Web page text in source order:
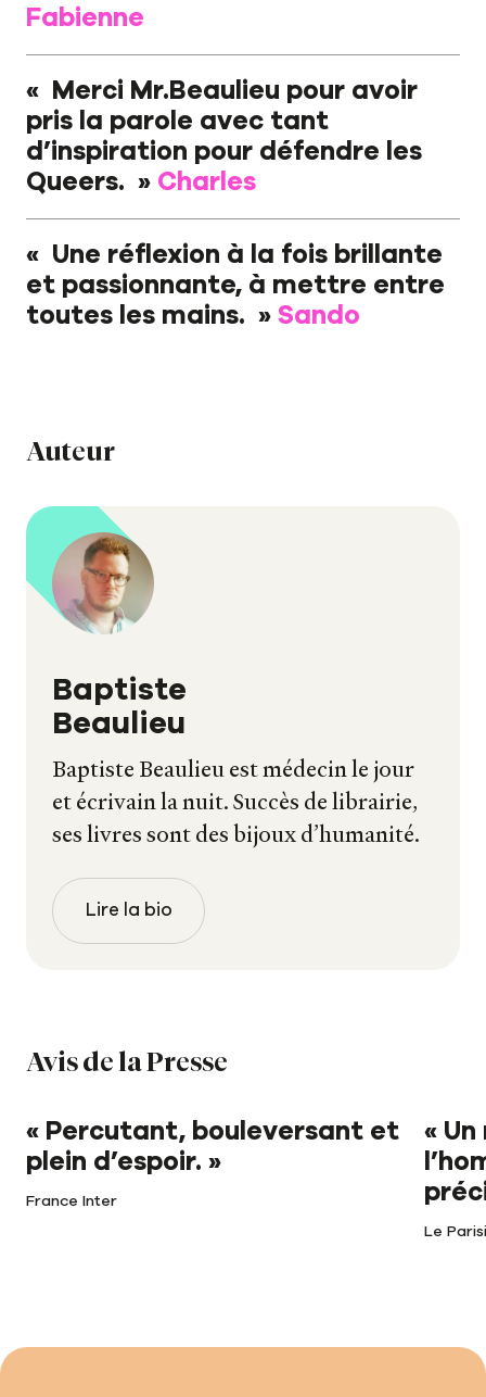
Notre newsletter
Notre journal
Fabienne
« Merci Mr.Beaulieu pour avoir
pris la parole avec tant
d’inspiration pour défendre les
Queers. » Charles
« Une réflexion à la fois brillante
et passionnante, à mettre entre
toutes les mains. » Sando
Auteur
Baptiste
Beaulieu
Baptiste Beaulieu est médecin le jour
et écrivain la nuit. Succès de librairie,
ses livres sont des bijoux d’humanité.
Lire la bio
Avis de la Presse
« Percutant, bouleversant et
plein d’espoir. »
France Inter
«
Le